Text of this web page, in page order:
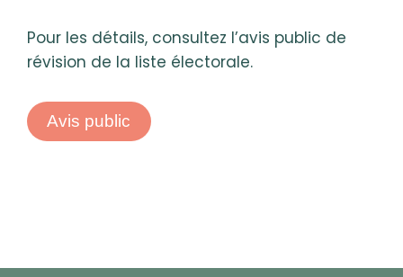
Pour les détails, consultez l’avis public de
révision de la liste électorale.
Avis public